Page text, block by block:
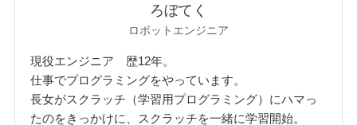
ろぼてく
ロボットエンジニア
現役エンジニア 歴12年。
仕事でプログラミングをやっています。
長女がスクラッチ（学習用プログラミング）にハマっ
たのをきっかけに、スクラッチを一緒に学習開始。